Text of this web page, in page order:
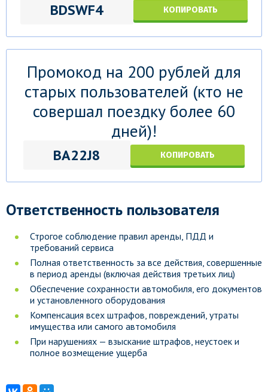
BDSWF4 КОПИРОВАТЬ
Промокод на 200 рублей для
старых пользователей (кто не
совершал поездку более 60
дней)!
BA22J8 КОПИРОВАТЬ
Ответственность пользователя
Строгое соблюдение правил аренды, ПДД и
требований сервиса
Полная ответственность за все действия, совершенные
в период аренды (включая действия третьих лиц)
Обеспечение сохранности автомобиля, его документов
и установленного оборудования
Компенсация всех штрафов, повреждений, утраты
имущества или самого автомобиля
При нарушениях — взыскание штрафов, неустоек и
полное возмещение ущерба